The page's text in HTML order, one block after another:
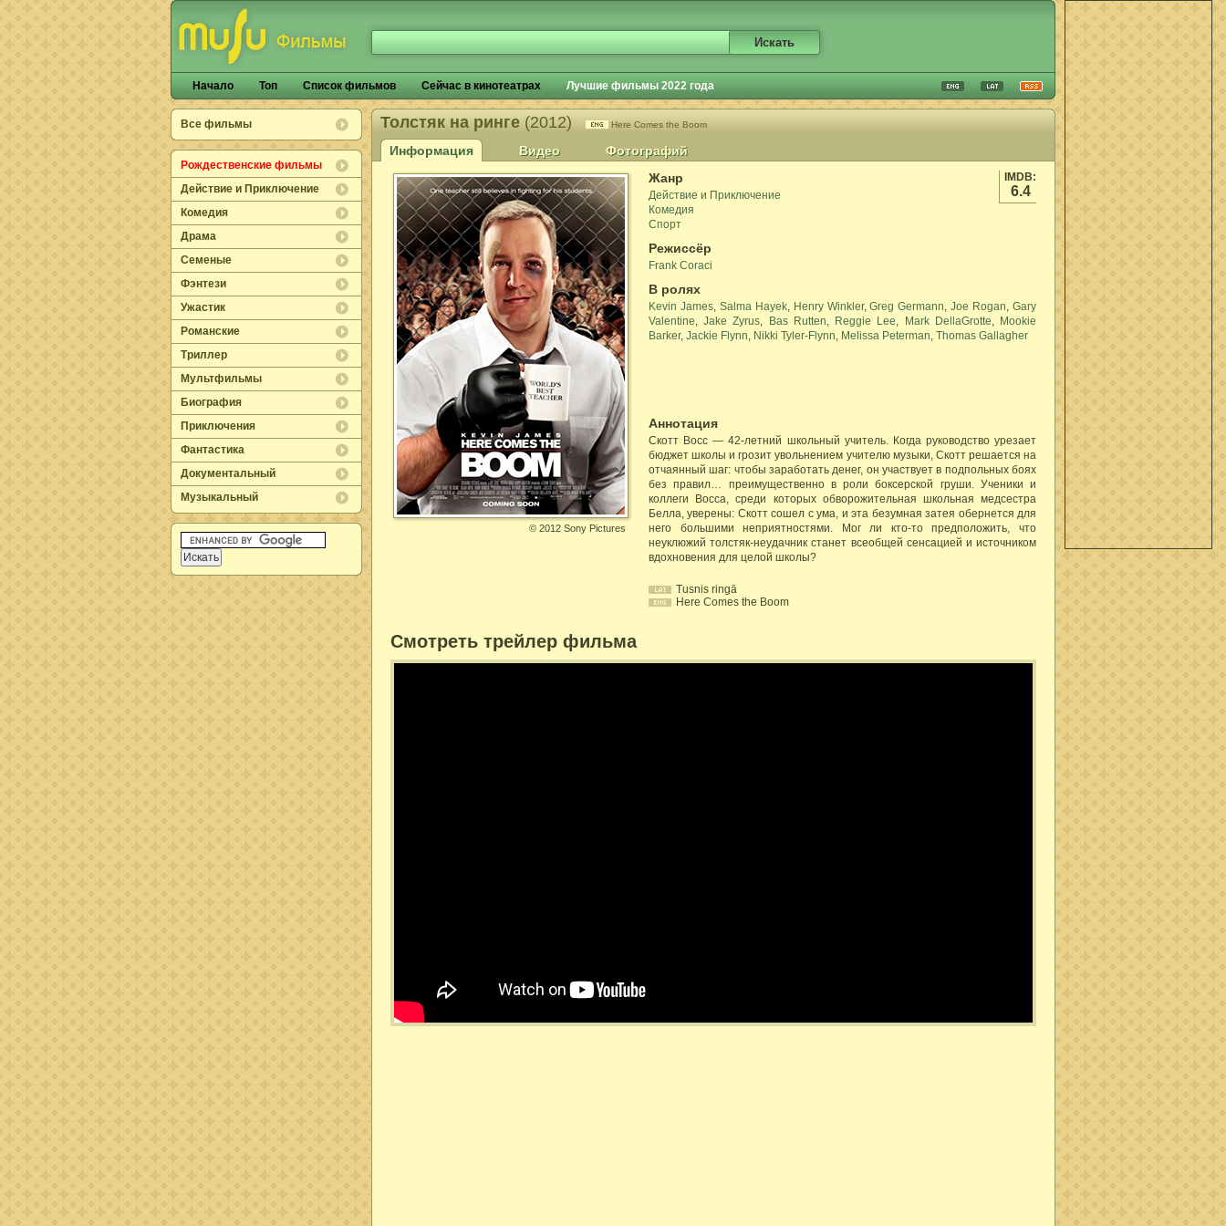
Начало Топ Список фильмов Сейчас в кинотеатрах Лучшие фильмы 2022 года
Все фильмы
Рождественские фильмы
Действие и Приключение
Комедия
Драма
Семеные
Фэнтези
Ужастик
Романские
Триллер
Мультфильмы
Биография
Приключения
Фантастика
Документальный
Музыкальный
Толстяк на ринге (2012) Here Comes the Boom
Информация Видео Фотографий
IMDB:
6.4
Жанр
Действие и Приключение
Комедия
Спорт
Режиссёр
Frank Coraci
В ролях
Kevin James, Salma Hayek, Henry Winkler,Greg Germann,Joe Rogan,Gary
Valentine,Jake Zyrus, Bas Rutten, Reggie Lee, Mark DellaGrotte, Mookie
Barker, Jackie Flynn, Nikki Tyler-Flynn, Melissa Peterman, Thomas Gallagher
Аннотация
Скотт Восс — 42-летний школьный учитель. Когда руководство урезает
бюджет школы и грозит увольнением учителю музыки, Скотт решается на
отчаянный шаг: чтобы заработать денег, он участвует в подпольных боях
без правил… преимущественно в роли боксерской груши. Ученики и
коллеги Восса, среди которых обворожительная школьная медсестра
Белла, уверены: Скотт сошел с ума, и эта безумная затея обернется для
него большими неприятностями. Мог ли кто-то предположить, что
неуклюжий толстяк-неудачник станет всеобщей сенсацией и источником
вдохновения для целой школы?
Tusnis ringā
Here Comes the Boom
© 2012 Sony Pictures
Смотреть трейлер фильма